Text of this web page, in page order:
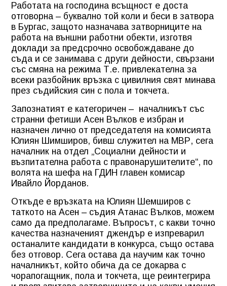
Работата на господина всъщност е доста
отговорна – буквално той коли и беси в затвора
в Бургас, защото назначава затворниците на
работа на външни работни обекти, изготвя
доклади за предсрочно освобождаване до
съда и се занимава с други дейности, свързани
със смяна на режима Т.е. привлекателна за
всеки разбойник връзка с цивилния свят минава
през съдийския син с пола и токчета.
Запознатият е категоричен – началникът със
странни фетиши Асен Вълков е избран и
назначен лично от председателя на комисията
Юлиян Шимширов, бивш служител на МВР, сега
началник на отдел „Социални дейности и
възпитателна работа с правонарушителите“, по
волята на шефа на ГДИН главен комисар
Ивайло Йорданов.
Откъде е връзката на Юлиян Шемширов с
таткото на Асен – съдия Атанас Вълков, можем
само да предполагаме. Въпросът, с какви точно
качества назначеният джендър е изпреварил
останалите кандидати в конкурса, също остава
без отговор. Сега остава да научим как точно
началникът, който обича да се докарва с
чорапогащник, пола и токчета, ще реинтегрира